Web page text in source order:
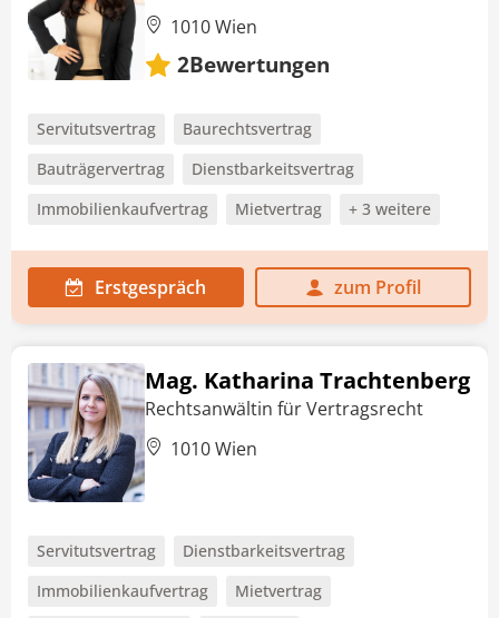
1010 Wien
2Bewertungen
Servitutsvertrag
Baurechtsvertrag
Bauträgervertrag
Dienstbarkeitsvertrag
Immobilienkaufvertrag
Mietvertrag + 3 weitere
Erstgespräch zum Profil
Mag. Katharina Trachtenberg
Rechtsanwältin für Vertragsrecht
1010 Wien
Servitutsvertrag
Dienstbarkeitsvertrag
Immobilienkaufvertrag
Mietvertrag